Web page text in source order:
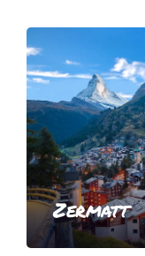
Zermatt